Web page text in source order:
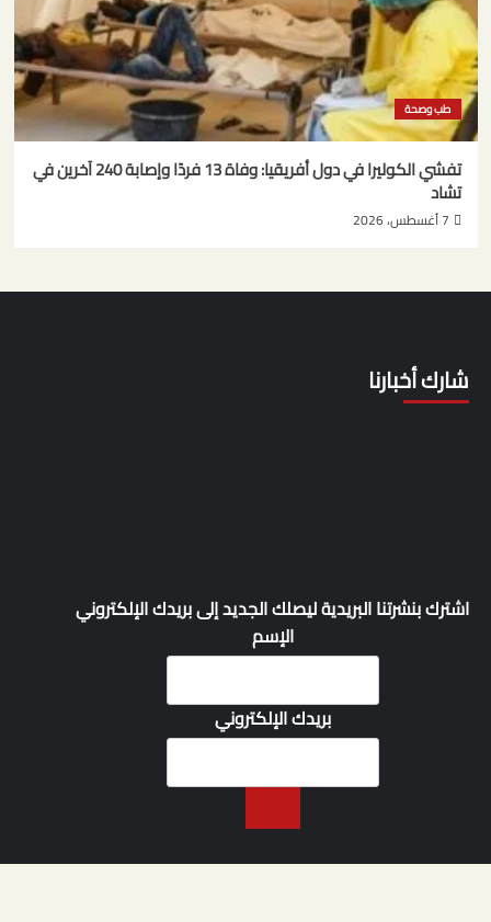
طب وصحة
تفشي الكوليرا في دول أفريقيا: وفاة 13 فردًا وإصابة 240 آخرين في
تشاد
7 أغسطس، 2026
شارك أخبارنا
اشترك بنشرتنا البريدية ليصلك الجديد إلى بريدك الإلكتروني
الإسم
بريدك الإلكتروني